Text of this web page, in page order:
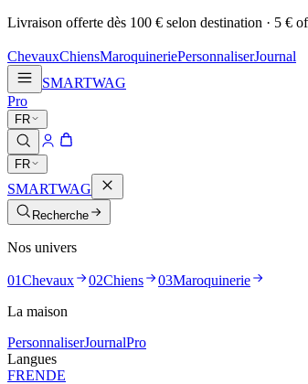
Livraison offerte dès 100 € selon destination · 5 €
ChevauxChiensMaroquineriePersonnaliserJournal
SMARTWAG
Pro
FR
FR
SMARTWAG
Recherche
Nos univers
01Chevaux 02Chiens 03Maroquinerie
La maison
PersonnaliserJournalPro
Langues
FRENDE